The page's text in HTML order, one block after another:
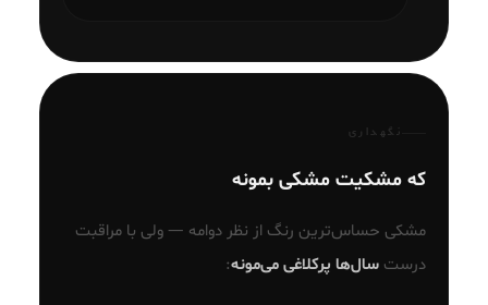
نگهداری
که مشکیت مشکی بمونه
مشکی حساس‌ترین رنگ از نظر دوامه — ولی با مراقبت
درست سال‌ها پرکلاغی می‌مونه: